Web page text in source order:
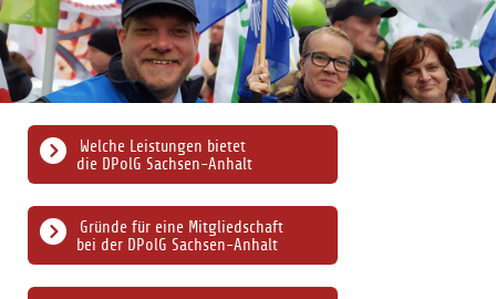
Gründe für eine Mitgliedschaft
bei der DPolG Sachsen-Anhalt
Welche Leistungen bietet
die DPolG Sachsen-Anhalt